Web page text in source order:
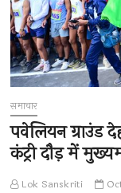
समाचार
पवेलियन ग्राउंड
कंट्री दौड़ में
Lok Sanskriti